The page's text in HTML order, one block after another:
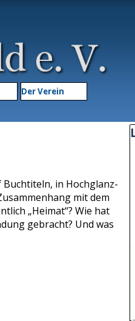
▼
Der Verein
Buchtiteln, in Hochglanz-
mit dem
„Heimat“? Wie hat
gebracht? Und was